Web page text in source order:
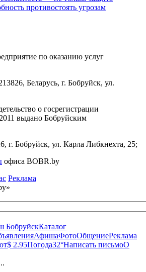
противостоять угрозам
по оказанию услуг
Беларусь, г. Бобруйск, ул.
о госрегистрации
выдано Бобруйским
г. Бобруйск, ул. Карла Либкнехта, 25;
офиса BOBR.by
Реклама
БобруйскКаталог
АфишаФотоОбщениеРеклама
$ 2.95Погода32°Написать письмоО